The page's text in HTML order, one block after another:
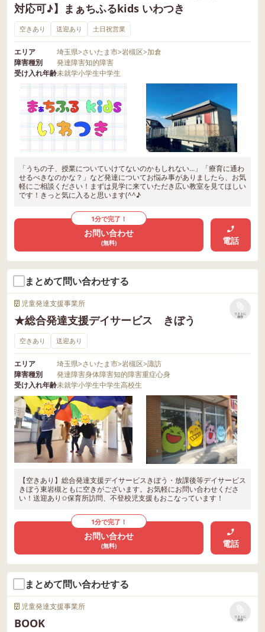
対応可♪】まぁちふるkids いわつき
空きあり 送迎あり 土日祝営業
エリア 埼玉県>さいたま市>岩槻区>加倉
障害種別
発達障害知的障害
受け入れ年齢未就学小学生中学生
「うちの子、授業についていけてないのかもしれない…」「療育に通わ
せるべきなのかな？」など発達についてお悩み事がありましたら、お気
軽にご相談ください！まずは見学に来ていただき広い教室を見てほしい
です！きっと気に入ると思います(^^♪
1分で完了！
お問い合わせ
(無料) 電話
まとめて問い合わせする
児童発達支援事業所
★総合発達支援デイサービス きぼう
リストに
保存
空きあり 送迎あり
エリア 埼玉県>さいたま市>岩槻区>諏訪
障害種別
発達障害身体障害知的障害重症心身
受け入れ年齢未就学小学生中学生高校生
【空きあり】総合発達支援デイサービスきぼう・放課後等デイサービス
きぼう東岩槻ともに空きがございます。お気軽にお問い合わせくださ
い！送迎あり✩保育所訪問、不登校児支援もおこなっています！
1分で完了！
お問い合わせ
(無料) 電話
まとめて問い合わせする
児童発達支援事業所
BOOK
リストに
保存